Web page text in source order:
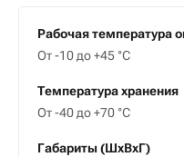
Рабочая температура
От -10 до +45 °С
Температура хранения
От -40 до +70 °С
Габариты (ШxВxГ)